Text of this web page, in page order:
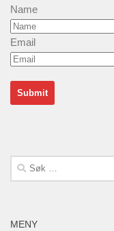
Name
Email
Søk
etter:
MENY